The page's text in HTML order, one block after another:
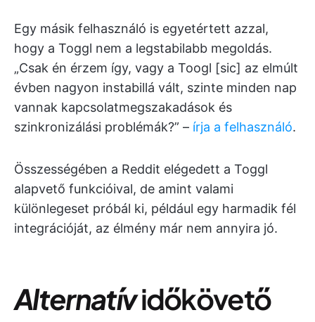
Egy másik felhasználó is egyetértett azzal,
hogy a Toggl nem a legstabilabb megoldás.
„Csak én érzem így, vagy a Toogl [sic] az elmúlt
évben nagyon instabillá vált, szinte minden nap
vannak kapcsolatmegszakadások és
szinkronizálási problémák?” – írja a felhasználó.
Összességében a Reddit elégedett a Toggl
alapvető funkcióival, de amint valami
különlegeset próbál ki, például egy harmadik fél
integrációját, az élmény már nem annyira jó.
Alternatívidőkövető